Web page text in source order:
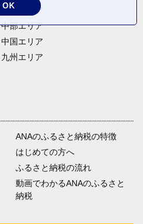
東北エリア
中部エリア
中国エリア
九州エリア
ANAのふるさと納税の特徴
はじめての方へ
ふるさと納税の流れ
動画でわかるANAのふるさと
納税
OK